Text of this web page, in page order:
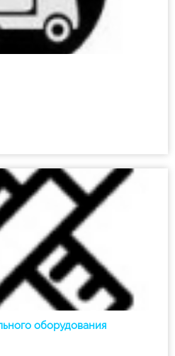
оборудования